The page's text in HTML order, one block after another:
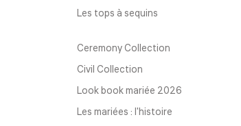
Les tops à sequins
Ceremony Collection
Civil Collection
Look book mariée 2026
Les mariées : l'histoire